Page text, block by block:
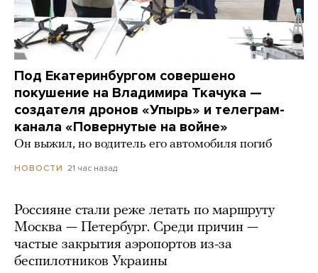
Под Екатеринбургом совершено
покушение на Владимира Ткачука —
создателя дронов «Упырь» и телеграм-
канала «Повернутые на войне»
Он выжил, но водитель его автомобиля погиб
НОВОСТИ 21 час назад
Россияне стали реже летать по маршруту
Москва — Петербург. Среди причин —
частые закрытия аэропортов из-за
беспилотников Украины